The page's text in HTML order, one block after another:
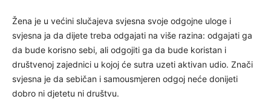
Žena je u većini slučajeva svjesna svoje odgojne uloge i
svjesna ja da dijete treba odgajati na više razina: odgajati ga
da bude korisno sebi, ali odgojiti ga da bude koristan i
društvenoj zajednici u kojoj će sutra uzeti aktivan udio. Znači
svjesna je da sebičan i samousmjeren odgoj neće donijeti
dobro ni djetetu ni društvu.